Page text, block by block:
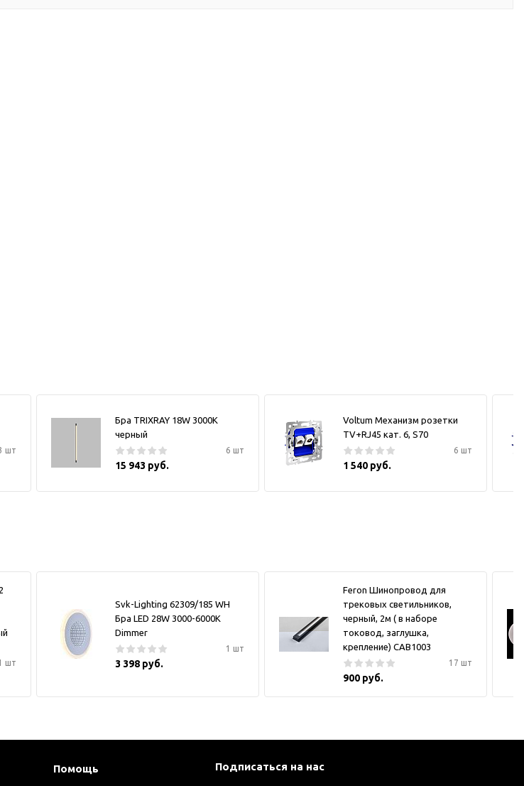
шт
Бра TRIXRAY 18W 3000К
черный
6 шт
15 943 руб.
Voltum Механизм розетки
TV+RJ45 кат. 6, S70
6 шт
1 540 руб.
шт
Svk-Lighting 62309/185 WH
Бра LED 28W 3000-6000K
Dimmer
1 шт
3 398 руб.
Feron Шинопровод для
трековых светильников,
черный, 2м ( в наборе
токовод, заглушка,
крепление) CAB1003
17 шт
900 руб.
Помощь Подписаться на нас